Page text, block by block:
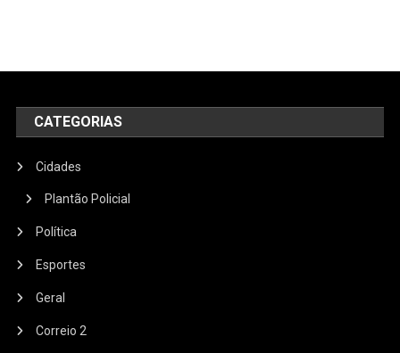
CATEGORIAS
Cidades
Plantão Policial
Política
Esportes
Geral
Correio 2